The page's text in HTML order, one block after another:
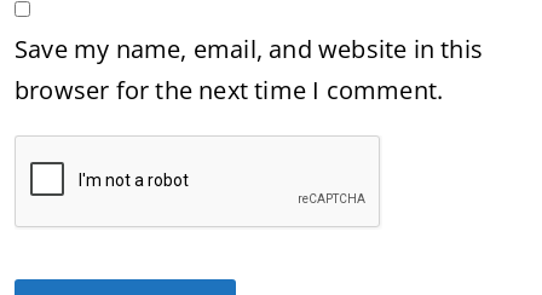
Save my name, email, and website in this
browser for the next time I comment.